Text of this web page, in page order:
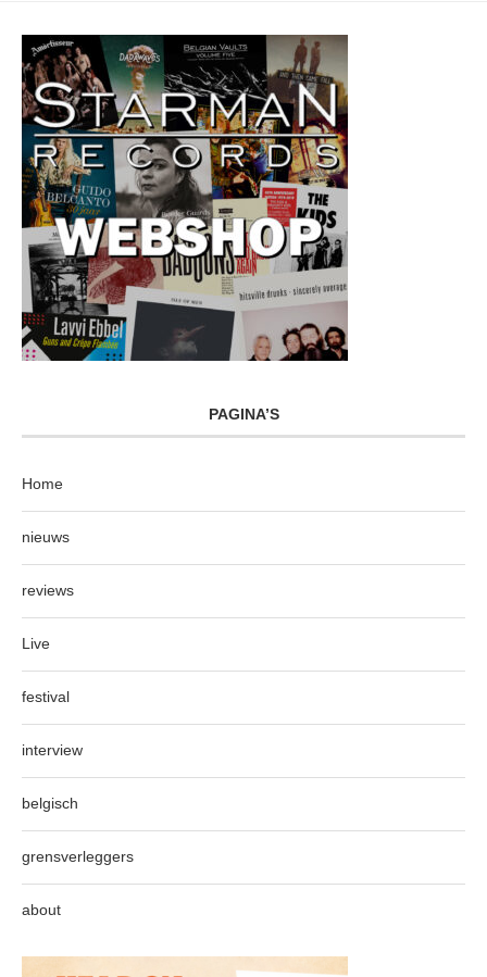
PAGINA’S
Home
nieuws
reviews
Live
festival
interview
belgisch
grensverleggers
about